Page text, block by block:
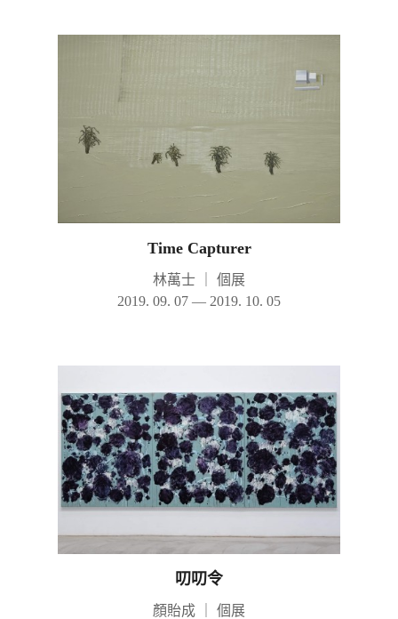
Time Capturer
林萬士
個展
2019. 09. 07 — 2019. 10. 05
叨叨令
顏貽成
個展